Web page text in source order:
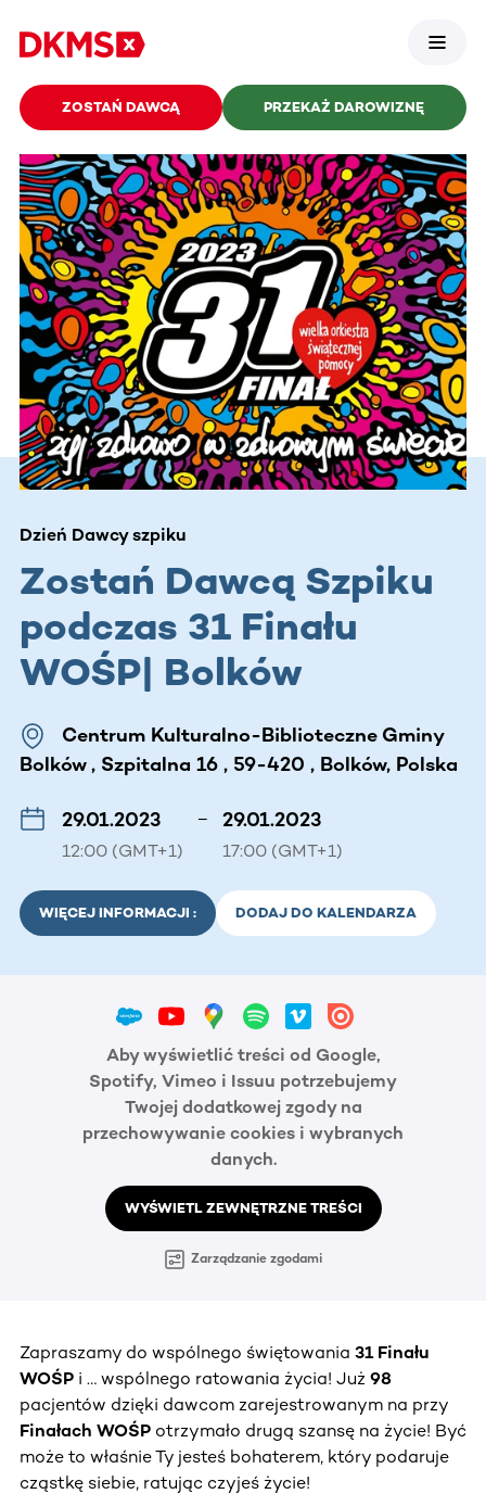
ZOSTAŃ DAWCĄ PRZEKAŻ DAROWIZNĘ
Dzień Dawcy szpiku
Zostań Dawcą Szpiku
podczas 31 Finału
WOŚP| Bolków
Centrum Kulturalno-Biblioteczne Gminy
Bolków , Szpitalna 16 , 59-420 , Bolków, Polska
29.01.2023
12:00 (GMT+1)
– 29.01.2023
17:00 (GMT+1)
WIĘCEJ INFORMACJI : DODAJ DO KALENDARZA
Aby wyświetlić treści od Google,
Spotify, Vimeo i Issuu potrzebujemy
Twojej dodatkowej zgody na
przechowywanie cookies i wybranych
danych.
WYŚWIETL ZEWNĘTRZNE TREŚCI
Zarządzanie zgodami
Zapraszamy do wspólnego świętowania 31 Finału
WOŚP i … wspólnego ratowania życia! Już 98
pacjentów dzięki dawcom zarejestrowanym na przy
Finałach WOŚP otrzymało drugą szansę na życie! Być
może to właśnie Ty jesteś bohaterem, który podaruje
cząstkę siebie, ratując czyjeś życie!